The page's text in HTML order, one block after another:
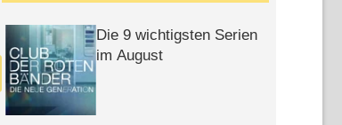
Die 9 wichtigsten Serien
im August